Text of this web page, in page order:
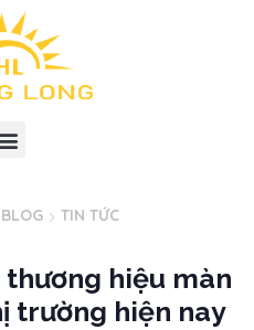
BLOG TIN TỨC
hiệu màn
trường hiện nay